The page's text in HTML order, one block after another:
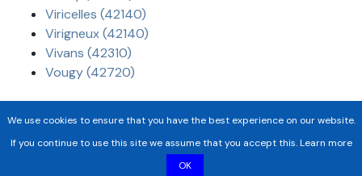
Viricelles (42140)
Virigneux (42140)
Vivans (42310)
Vougy (42720)
We use cookies to ensure that you have the best experience on our website.
If you continue to use this site we assume that you accept this.Learn more
OK